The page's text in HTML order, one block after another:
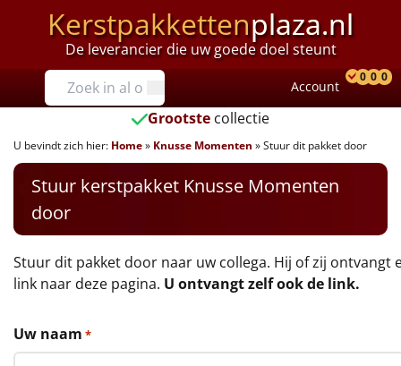
Kerstpakkettenplaza.nl
De leverancier die uw goede doel steunt
Prijzen
Tot €25
€25 tot €35
€35 tot €40
€40 tot €45
€45 tot €50
Account
0 0 0
Grootste collectie
U bevindt zich hier: Home» Knusse Momenten »Stuur dit pakket door
Stuur kerstpakket Knusse Momenten
door
Stuur dit pakket door naar uw collega. Hij of zij ontvangt
link naar deze pagina. U ontvangt zelf ook de link.
Uw naam *